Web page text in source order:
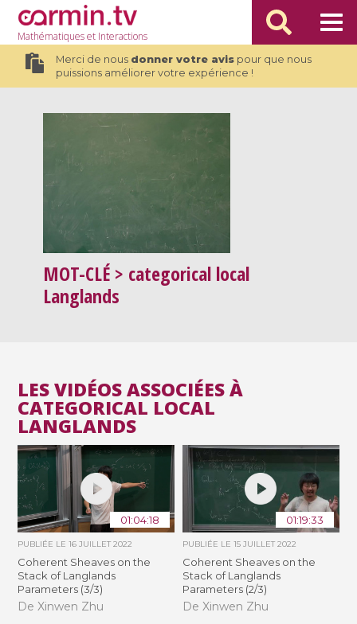
Mathématiqueset Interactions
Merci de nous donner votre avispour que nous
puissions améliorer votre expérience !
MOT-CLÉ > categorical local
Langlands
LES VIDÉOS ASSOCIÉES À
CATEGORICAL LOCAL
LANGLANDS
01:04:18
PUBLIÉE LE16 JUILLET 2022
Coherent Sheaves on the
Stack of Langlands
Parameters (3/3)
De Xinwen Zhu
01:19:33
PUBLIÉE LE 15 JUILLET 2022
Coherent Sheaves on the
Stack of Langlands
Parameters (2/3)
De Xinwen Zhu